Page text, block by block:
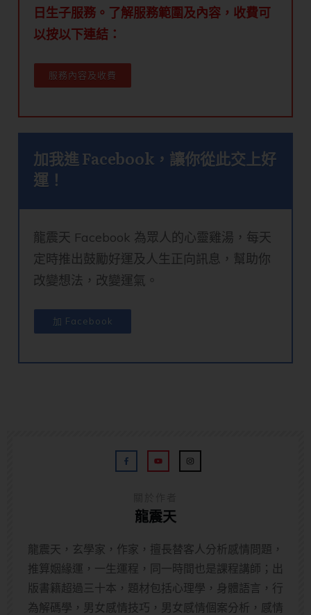
日生子服務。了解服務範圍及內容，收費可
以按以下連結：
服務內容及收費
加我進 Facebook，讓你從此交上好
運！
龍震天 Facebook 為眾人的心靈雞湯，每天
定時推出鼓勵好運及人生正向訊息，幫助你
改變想法，改變運氣。
加 Facebook
龍震天
龍震天，玄學家，作家，擅長替客人分析感情問題，
推算姻緣運，一生運程，同一時間也是課程講師；出
版書籍超過三十本，題材包括心理學，身體語言，行
為解碼學，男女感情技巧，男女感情個案分析，感情